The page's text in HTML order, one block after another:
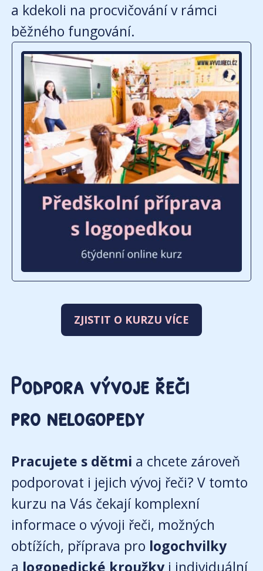
a kdekoli na procvičování v rámci
běžného fungování.
ZJISTIT O KURZU VÍCE
Podpora vývoje řeči
pro nelogopedy
Pracujete s dětmi a chcete zároveň
podporovat i jejich vývoj řeči? V tomto
kurzu na Vás čekají komplexní
informace o vývoji řeči, možných
obtížích, příprava pro logochvilky
a logopedické kroužkyi individuální